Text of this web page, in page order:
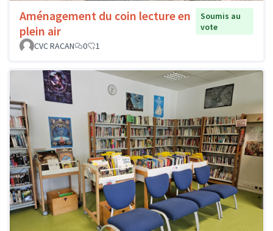
Aménagement du coin lecture en
plein air
Soumis au
vote
CVC RACAN
0 1